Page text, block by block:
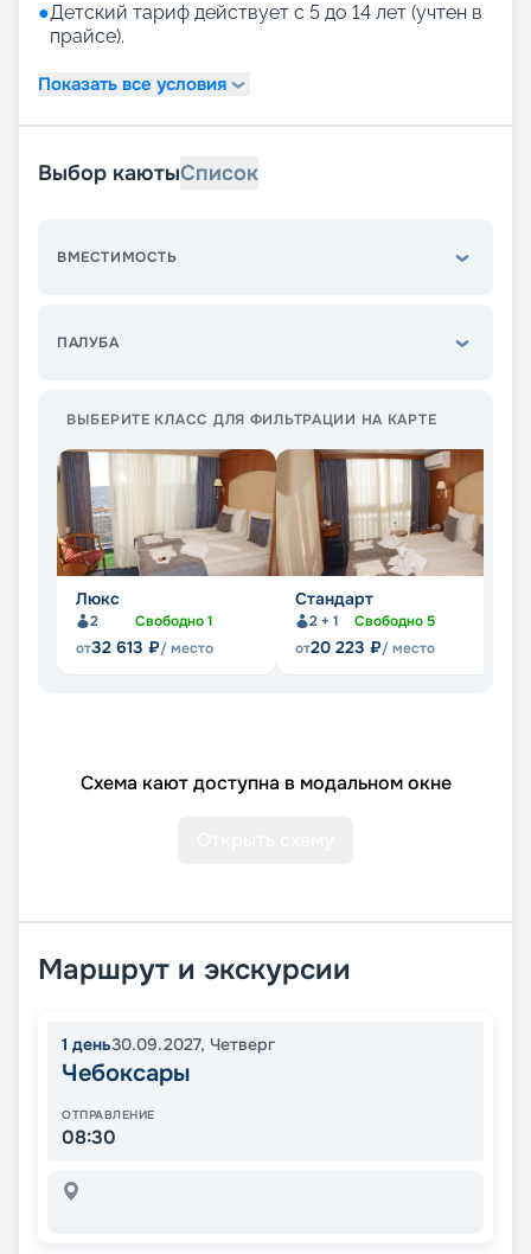
●Детский тариф действует с 5 до 14 лет (учтен в
прайсе).
Показать все условия
Выбор каютыСписок
ВМЕСТИМОСТЬ
ПАЛУБА
ВЫБЕРИТЕ КЛАСС ДЛЯ ФИЛЬТРАЦИИ НА КАРТЕ
Люкс
2 Свободно1
от32 613 ₽/ место
Стандарт
2 + 1 Свободно5
от20 223 ₽/ место
Схема кают доступна в модальном окне
Маршрут и экскурсии
1 день30.09.2027, Четверг
Чебоксары
ОТПРАВЛЕНИЕ
08:30